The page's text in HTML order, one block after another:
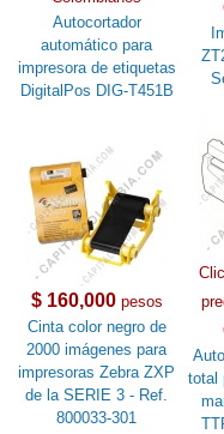
Autocortador
automático para
impresora de etiquetas
DigitalPos DIG-T451B
$ 160,000pesos
Cinta color negro de
2000 imágenes para
impresoras Zebra ZXP
de la SERIE 3 - Ref.
800033-301
total